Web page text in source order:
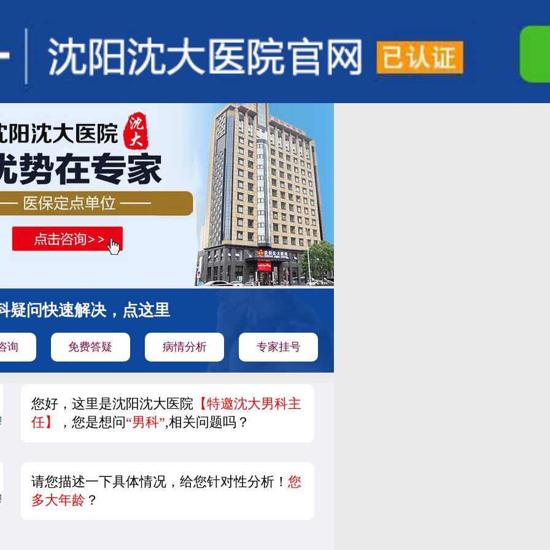
疑问快速解决，点这里
询 免费答疑 病情分析 专家挂号
您好，这里是沈阳沈大医院 【特邀沈大男科主
任】
，您是想问“男科” ,相关问题吗？
请您描述一下具体情况，给您针对性分析！您
多大年龄 ？